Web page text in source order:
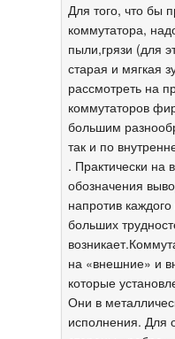
Для того, что бы
коммутатора,
пыли,грязи (для
старая и мягкая
рассмотреть на
коммутаторов
большим
так и по
. Практически на
обозначения
напротив
больших
на «внешние» и
которые
Они в
исполнения. Для